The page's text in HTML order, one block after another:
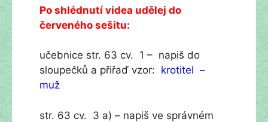
Po shlédnutí videa udělej do
červeného sešitu:
učebnice str. 63 cv. 1 – napiš do
sloupečků a přiřaď vzor: krotitel –
muž
str. 63 cv. 3 a) – napiš ve správném